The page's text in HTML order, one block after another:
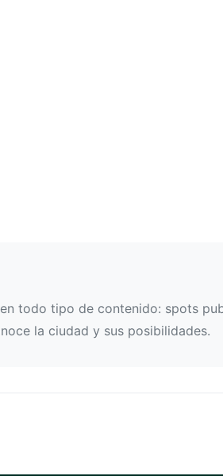
todo tipo de contenido: spots
la ciudad y sus posibilidades.